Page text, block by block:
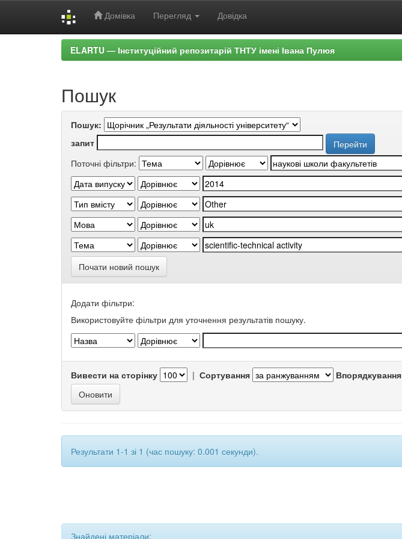
Домівка Перегляд Довідка
ELARTU — Інституційний репозитарій ТНТУ імені Івана Пулюя
Пошук
Пошук:
запит
Поточні фільтри:
Почати новий пошук
Додати фільтри:
Використовуйте фільтри для уточнення результатів пошуку.
Вивести на сторінку | Сортування Впорядкування
Результати 1-1 зі 1 (час пошуку: 0.001 секунди).
Знайдені матеріали: